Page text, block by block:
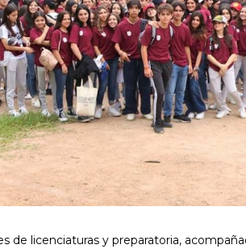
de licenciaturas y preparatoria,